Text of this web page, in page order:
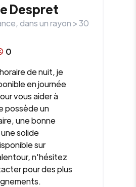
Despret
, dans un rayon >30
0
de nuit, je
en journée
vous aider à
possède un
une bonne
solide
sur
n'hésitez
pour des plus